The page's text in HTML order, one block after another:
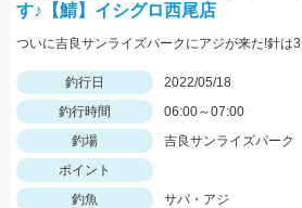
す♪【鯖】イシグロ西尾店
釣行日
2022/05/18
釣行時間
06:00～07:00
釣場
吉良サンライズパーク
ポイント
釣魚
サバ・アジ